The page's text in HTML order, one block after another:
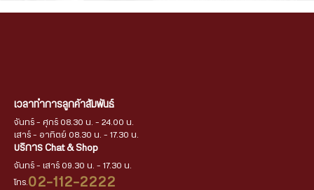
เวลาทำการลูกค้าสัมพันธ์
จันทร์ - ศุกร์ 08.30 น. - 24.00 น.
เสาร์ - อาทิตย์ 08.30 น. - 17.30 น.
บริการ Chat & Shop
จันทร์ - เสาร์ 09.30 น. - 17.30 น.
โทร. 02-112-2222